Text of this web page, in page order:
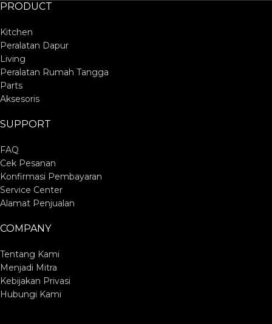
PRODUCT
Kitchen
Peralatan Dapur
Living
Peralatan Rumah Tangga
Parts
Aksesoris
SUPPORT
FAQ
Cek Pesanan
Konfirmasi Pembayaran
Service Center
Alamat Penjualan
COMPANY
Tentang Kami
Menjadi Mitra
Kebijakan Privasi
Hubungi Kami